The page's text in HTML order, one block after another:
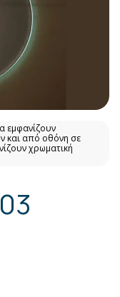
εμφανίζουν
και από οθόνη σε
χρωματική